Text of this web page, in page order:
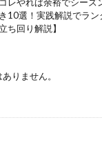
10選！実践解説でラン
ち回り解説】
りません。